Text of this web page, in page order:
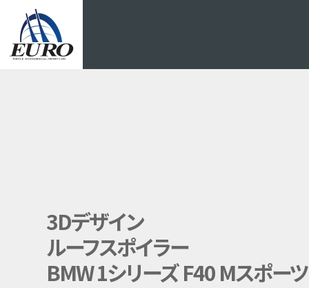
3Dデザイン
ルーフスポイラー
BMW 1シリーズ F40 Mスポーツ